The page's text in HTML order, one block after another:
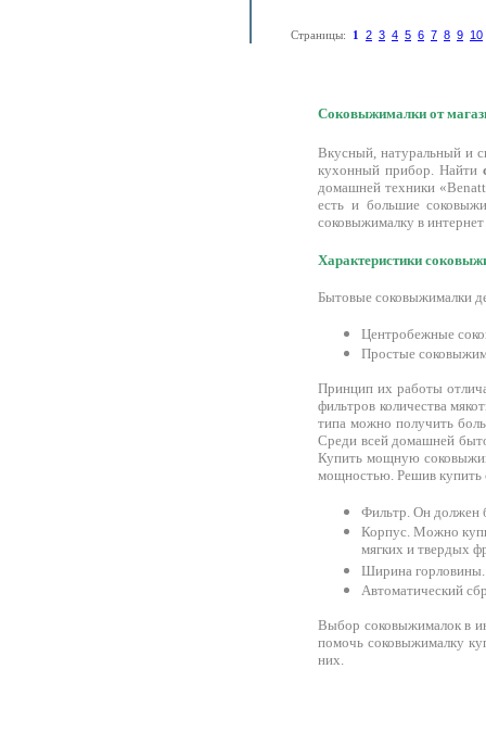
Страницы: 1 2 3 4 5 6 7 8 9 10
Соковыжималки от
Вкусный, натуральный и
кухонный прибор. Найти
домашней техники
есть и большие
соковыжималку в
Характеристики
Бытовые соковыжималки
Центробежные
Простые
Принцип их работы
фильтров количества
типа можно получить
Среди всей домашней
Купить мощную
мощностью. Решив купить
Фильтр. Он должен
Корпус. Можно
мягких и твердых
Ширина горловины.
Автоматический
Выбор соковыжималок в
помочь соковыжималку
них.